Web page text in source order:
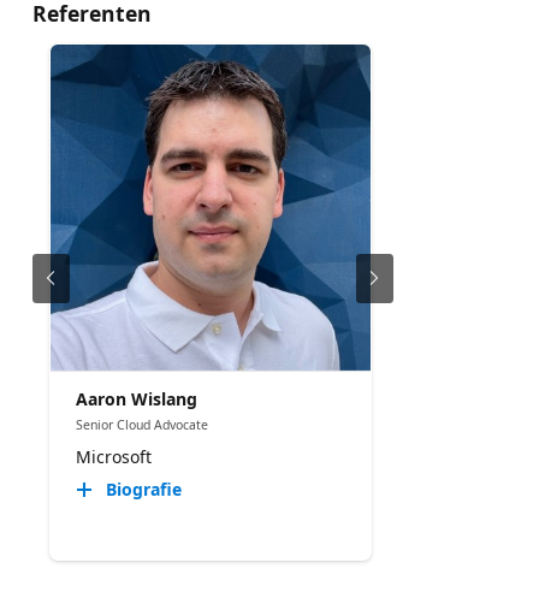
Referenten
Aaron Wislang
Senior Cloud Advocate
Microsoft
Biografie